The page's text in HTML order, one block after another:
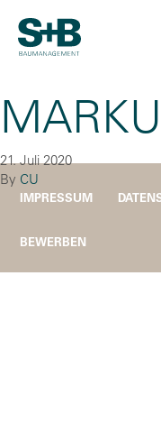
21. Juli 2020
By CU
IMPRESSUM
BEWERBEN